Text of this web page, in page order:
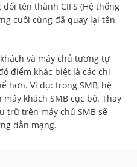
tên thành CIFS (Hệ thống
cuối cùng đã quay lại tên
và máy chủ tương tự
điểm khác biệt là các chi
hơn. Ví dụ: trong SMB, hệ
khách SMB cục bộ. Thay
trữ trên máy chủ SMB sẽ
dẫn mạng.